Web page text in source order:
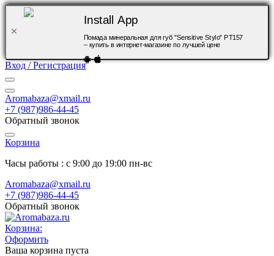
Install App
Помада минеральная для губ "Sensitive Stylo" PT157
– купить в интернет-магазине по лучшей цене
Вход / Регистрация
Aromabaza@xmail.ru
+7 (987)986-44-45
Обратный звонок
Корзина
Часы работы : с 9:00 до 19:00 пн-вс
Aromabaza@xmail.ru
+7 (987)986-44-45
Обратный звонок
Корзина:
Оформить
Ваша корзина пуста